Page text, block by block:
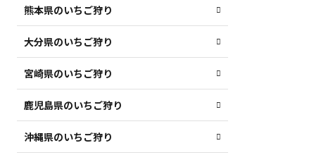
熊本県のいちご狩り
大分県のいちご狩り
宮崎県のいちご狩り
鹿児島県のいちご狩り
沖縄県のいちご狩り